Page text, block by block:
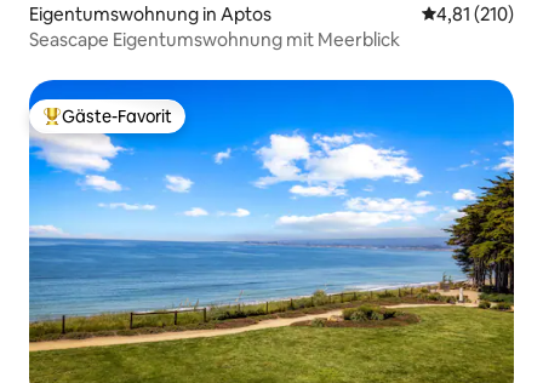
Eigentumswohnung in Aptos
4,81 (210)
Seascape Eigentumswohnung mit Meerblick
Beliebter Gäste-Favorit.
Gäste-Favorit